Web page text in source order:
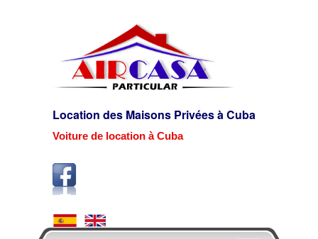
Location des Maisons Privées à Cuba
Voiture de location à Cuba